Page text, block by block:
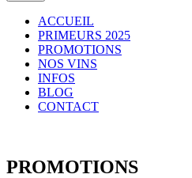
ACCUEIL
PRIMEURS 2025
PROMOTIONS
NOS VINS
INFOS
BLOG
CONTACT
PROMOTIONS